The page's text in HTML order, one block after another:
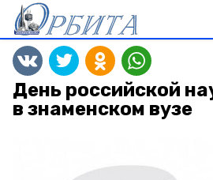
День российской
в знаменском вузе